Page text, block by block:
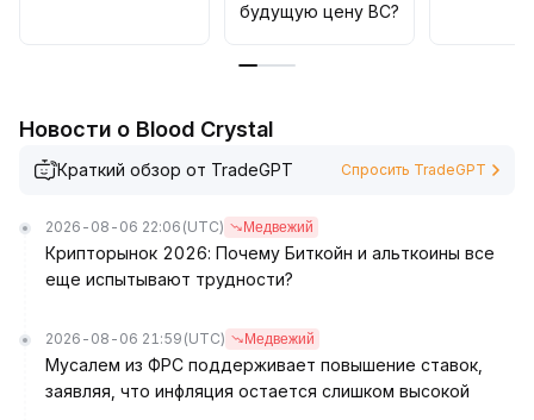
будущую цену BC?
Новости о Blood Crystal
Краткий обзор от TradeGPT Спросить TradeGPT
2026-08-06 22:06 (UTC) Медвежий
Крипторынок 2026: Почему Биткойн и альткоины все
еще испытывают трудности?
2026-08-06 21:59 (UTC) Медвежий
Мусалем из ФРС поддерживает повышение ставок,
заявляя, что инфляция остается слишком высокой